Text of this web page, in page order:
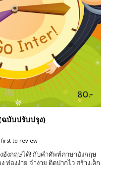
ฉบับปรับปรุง)
first to review
อังกฤษได้! กับคำศัพท์ภาษาอังกฤษ
องง่าย จำง่าย ติดปากไว สร้างเด็ก